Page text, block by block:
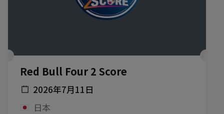
Red Bull Four 2 Score
2026年7月11日
日本